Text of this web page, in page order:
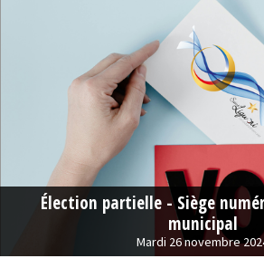
Élection partielle - Siège
municipal
Mardi 26 novembre